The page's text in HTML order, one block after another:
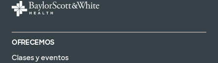
OFRECEMOS
Clases y eventos